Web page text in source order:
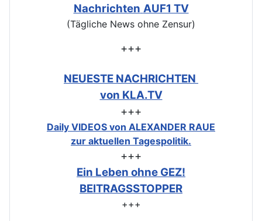
Nachrichten AUF1 TV
(Tägliche News ohne Zensur)
+++
NEUESTE NACHRICHTEN
von KLA.TV
+++
Daily VIDEOS von ALEXANDER RAUE
zur aktuellen Tagespolitik.
+++
Ein Leben ohne GEZ!
BEITRAGSSTOPPER
+++